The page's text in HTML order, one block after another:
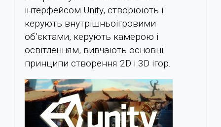
інтерфейсом Unity, створюють і
керують внутрішньоігровими
об’єктами, керують камерою і
освітленням, вивчають основні
принципи створення 2D і 3D ігор.